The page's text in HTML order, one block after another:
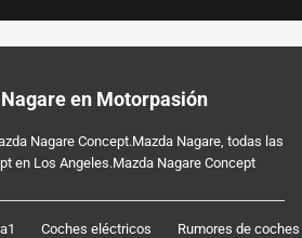
en Motorpasión
Nagare Concept.Mazda Nagare, todas las
en Los Angeles.Mazda Nagare Concept
Coches eléctricos Rumores de coches